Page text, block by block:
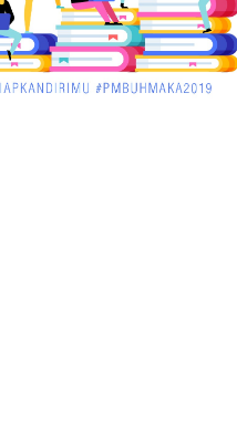
Pontianak, Bukti ...
March 02, 2018
KALBAR